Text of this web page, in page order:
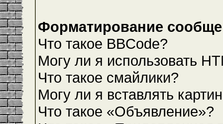
Форматирование
Что такое BBCode?
Могу ли я использовать
Что такое смайлики?
Могу ли я вставлять
Что такое «Объявление»?